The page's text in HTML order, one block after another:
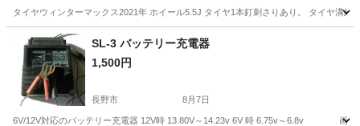
タイヤウィンターマックス2021年 ホイール5.5J タイヤ1本釘刺さりあり。 タイヤ溝
長野 塩尻市 タイヤ、ホイール
スタッドレスホイールセット
SL-3 バッテリー充電器
1,500円
長野市 8月7日
6V/12V対応のバッテリー充電器 12V時 13.80V～14.23v 6V 時 6.75v～6.8v 画像